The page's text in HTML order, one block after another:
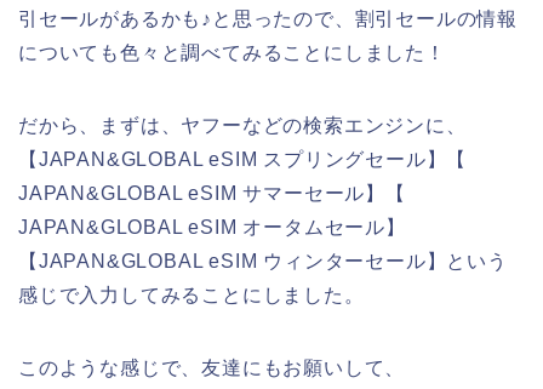
引セールがあるかも♪と思ったので、割引セールの情報
についても色々と調べてみることにしました！
だから、まずは、ヤフーなどの検索エンジンに、
【JAPAN&GLOBAL eSIM スプリングセール】【
JAPAN&GLOBAL eSIM サマーセール】【
JAPAN&GLOBAL eSIM オータムセール】
【JAPAN&GLOBAL eSIM ウィンターセール】という
感じで入力してみることにしました。
このような感じで、友達にもお願いして、